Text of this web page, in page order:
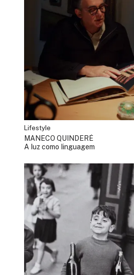
Lifestyle
MANECO QUINDERÉ
A luz como linguagem